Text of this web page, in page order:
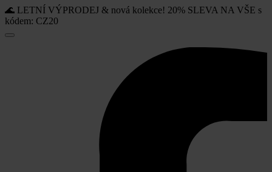
🌊 LETNÍ VÝPRODEJ & nová kolekce! 20% SLEVA NA VŠE s
kódem: CZ20